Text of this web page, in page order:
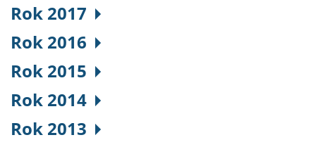
Rok 2017
Rok 2016
Rok 2015
Rok 2014
Rok 2013